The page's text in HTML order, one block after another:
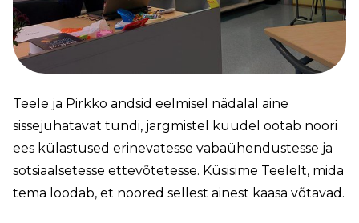
Teele ja Pirkko andsid eelmisel nädalal aine
sissejuhatavat tundi, järgmistel kuudel ootab noori
ees külastused erinevatesse vabaühendustesse ja
sotsiaalsetesse ettevõtetesse. Küsisime Teelelt, mida
tema loodab, et noored sellest ainest kaasa võtavad.